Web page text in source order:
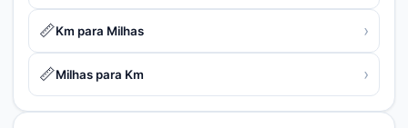
📏Km para Milhas ›
📏Milhas para Km ›